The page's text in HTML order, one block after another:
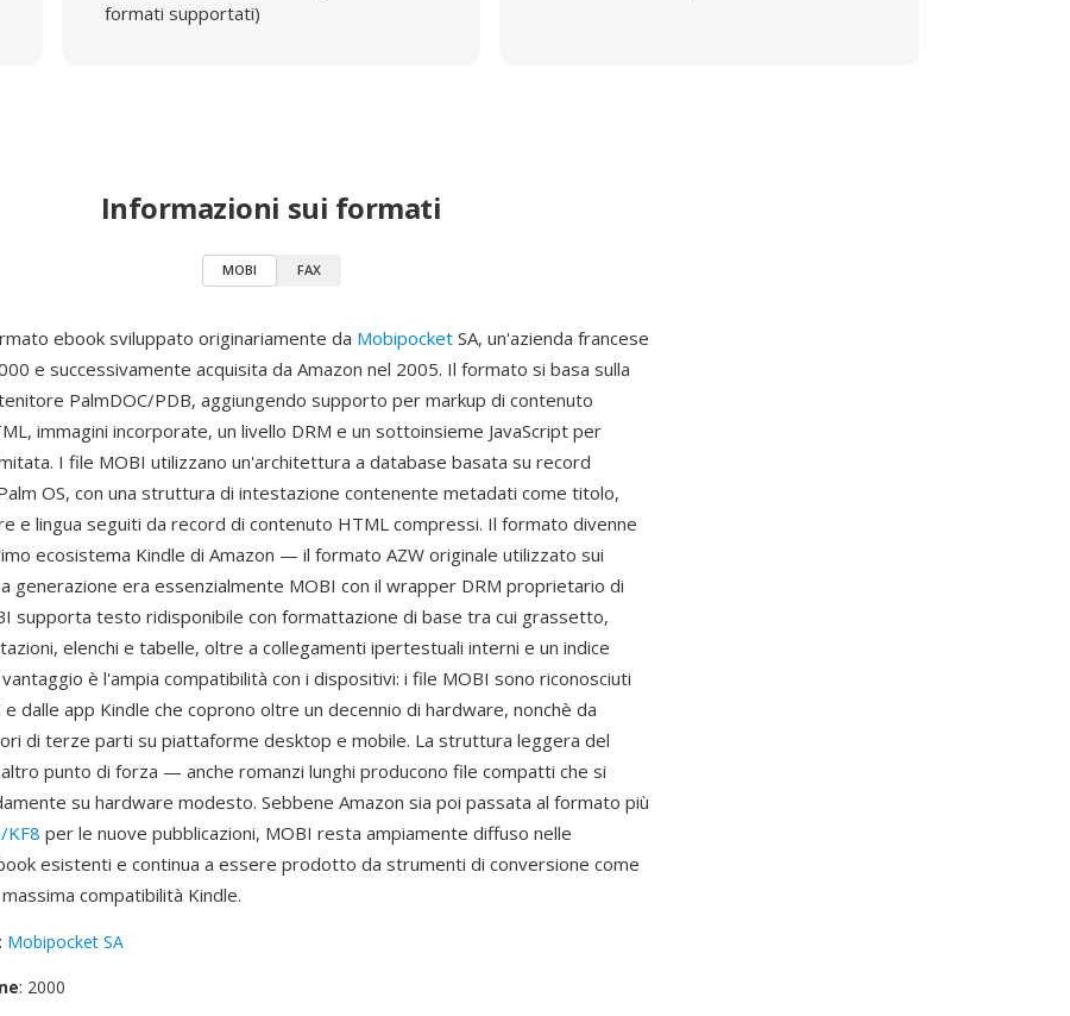
formati supportati)
Informazioni sui formati
MOBI FAX
ebook sviluppato originariamente da Mobipocket SA, un'azienda francese
e successivamente acquisita da Amazon nel 2005. Il formato si basa sulla
PalmDOC/PDB, aggiungendo supporto per markup di contenuto
immagini incorporate, un livello DRM e un sottoinsieme JavaScript per
I file MOBI utilizzano un'architettura a database basata su record
OS, con una struttura di intestazione contenente metadati come titolo,
e lingua seguiti da record di contenuto HTML compressi. Il formato divenne
ecosistema Kindle di Amazon — il formato AZW originale utilizzato sui
generazione era essenzialmente MOBI con il wrapper DRM proprietario di
supporta testo ridisponibile con formattazione di base tra cui grassetto,
elenchi e tabelle, oltre a collegamenti ipertestuali interni e un indice
è l'ampia compatibilità con i dispositivi: i file MOBI sono riconosciuti
dalle app Kindle che coprono oltre un decennio di hardware, nonchè da
di terze parti su piattaforme desktop e mobile. La struttura leggera del
punto di forza — anche romanzi lunghi producono file compatti che si
su hardware modesto. Sebbene Amazon sia poi passata al formato più
KF8 per le nuove pubblicazioni, MOBI resta ampiamente diffuso nelle
esistenti e continua a essere prodotto da strumenti di conversione come
compatibilità Kindle.
: Mobipocket SA
: 2000